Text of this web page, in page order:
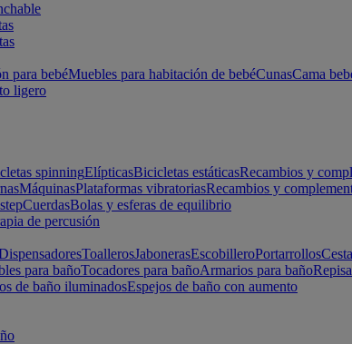
para bebéMuebles para habitación de bebéCunasCama
ligero
spinningElípticasBicicletas estáticasRecambios y
MáquinasPlataformas vibratoriasRecambios y
CuerdasBolas y esferas de equilibrio
de percusión
ToallerosJabonerasEscobilleroPortarrollos
para bañoTocadores para bañoArmarios para baño
de baño iluminadosEspejos de baño con aumento